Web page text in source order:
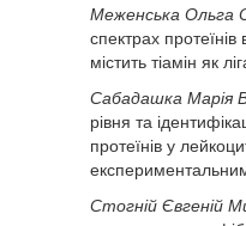
Меженська Ольга
спектрах
містить тіамін як
Сабадашка Марія
рівня та
протеїнів у
Стогній Євгеній